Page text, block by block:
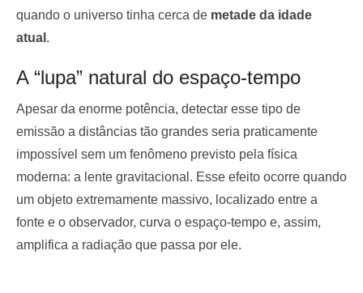
quando o universo tinha cerca de metade da idade
atual .
A “lupa” natural do espaço-tempo
Apesar da enorme potência, detectar esse tipo de
emissão a distâncias tão grandes seria praticamente
impossível sem um fenômeno previsto pela física
moderna: a lente gravitacional. Esse efeito ocorre quando
um objeto extremamente massivo, localizado entre a
fonte e o observador, curva o espaço-tempo e, assim,
amplifica a radiação que passa por ele.